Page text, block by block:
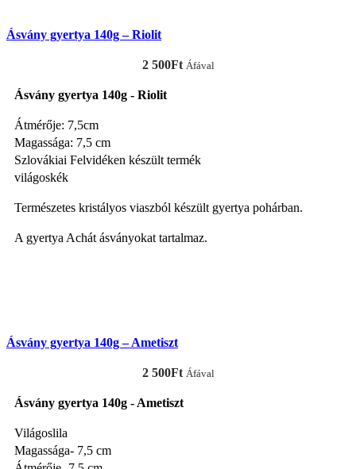
Ásvány gyertya 140g – Riolit
2 500Ft Áfával
Ásvány gyertya 140g - Riolit
Átmérője: 7,5cm
Magassága: 7,5 cm
Szlovákiai Felvidéken készült termék
világoskék
Természetes kristályos viaszból készült gyertya pohárban.
A gyertya Achát ásványokat tartalmaz.
Ásvány gyertya 140g – Ametiszt
2 500Ft Áfával
Ásvány gyertya 140g - Ametiszt
Világoslila
Magassága- 7,5 cm